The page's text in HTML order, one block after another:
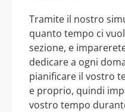
Tramite il nostro
quanto tempo ci
sezione, e
dedicare a ogni
pianificare il vostro
e proprio, quindi
vostro tempo